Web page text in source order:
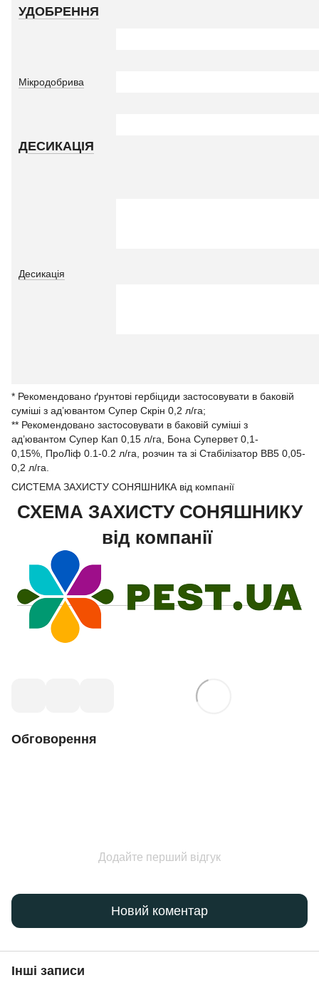
УДОБРЕННЯ
Мікродобрива
ДЕСИКАЦІЯ
Десикація
* Рекомендовано ґрунтові гербіциди застосовувати в баковій
суміші з ад’ювантом Супер Скрін 0,2 л/га;
** Рекомендовано застосовувати в баковій суміші з
ад’ювантом Супер Кап 0,15 л/га, Бона Супервет 0,1-
0,15%, ПроЛіф 0.1-0.2 л/га, розчин та зі Стабілізатор ВВ5 0,05-
0,2 л/га.
СИСТЕМА ЗАХИСТУ СОНЯШНИКА від компанії
СХЕМА ЗАХИСТУ СОНЯШНИКУ
від компанії
Обговорення
Додайте перший відгук
Новий коментар
Інші записи